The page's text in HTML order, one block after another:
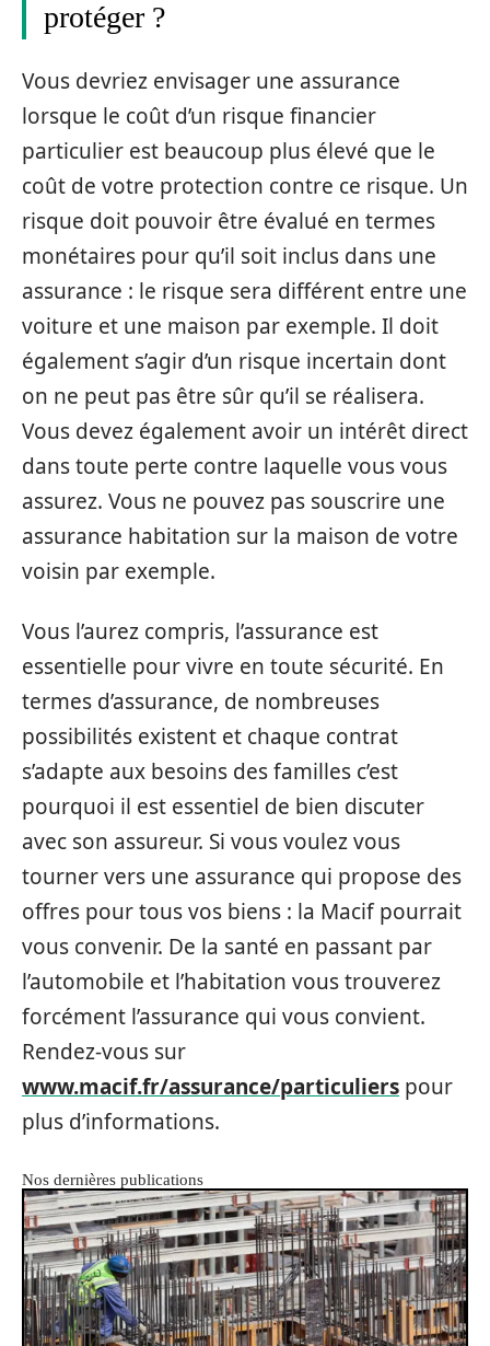
protéger ?
Vous devriez envisager une assurance
lorsque le coût d’un risque financier
particulier est beaucoup plus élevé que le
coût de votre protection contre ce risque. Un
risque doit pouvoir être évalué en termes
monétaires pour qu’il soit inclus dans une
assurance : le risque sera différent entre une
voiture et une maison par exemple. Il doit
également s’agir d’un risque incertain dont
on ne peut pas être sûr qu’il se réalisera.
Vous devez également avoir un intérêt direct
dans toute perte contre laquelle vous vous
assurez. Vous ne pouvez pas souscrire une
assurance habitation sur la maison de votre
voisin par exemple.
Vous l’aurez compris, l’assurance est
essentielle pour vivre en toute sécurité. En
termes d’assurance, de nombreuses
possibilités existent et chaque contrat
s’adapte aux besoins des familles c’est
pourquoi il est essentiel de bien discuter
avec son assureur. Si vous voulez vous
tourner vers une assurance qui propose des
offres pour tous vos biens : la Macif pourrait
vous convenir. De la santé en passant par
l’automobile et l’habitation vous trouverez
forcément l’assurance qui vous convient.
Rendez-vous sur
www.macif.fr/assurance/particuliers pour
plus d’informations.
Nos dernières publications